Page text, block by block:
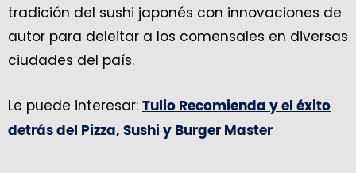
tradición del sushi japonés con innovaciones de
autor para deleitar a los comensales en diversas
ciudades del país.
Le puede interesar: Tulio Recomienda y el éxito
detrás del Pizza, Sushi y Burger Master